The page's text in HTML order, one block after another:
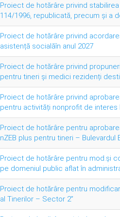
Proiect de hotărâre privind
114/1996, republicată, precum și a
Proiect de hotărâre privind
asistență socialăîn anul 2027
Proiect de hotărâre privind
pentru tineri și medici rezidenți
Proiect de hotărâre privind
pentru activități nonprofit de interes
Proiect de hotărâre pentru
nZEB plus pentru tineri – Bulevardul
Proiect de hotărâre pentru mod.și
pe domeniul public aflat în
Proiect de hotărâre pentru
al Tinerilor – Sector 2”